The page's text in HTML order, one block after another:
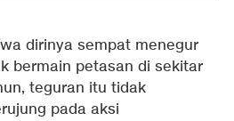
dirinya sempat menegur
bermain petasan di sekitar
teguran itu tidak
pada aksi